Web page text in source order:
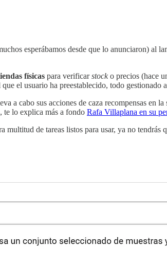
esperábamos desde que lo anunciaron) al
físicas para verificarstocko precios (hace
el usuario ha preestablecido, todo gestionado
a cabo sus acciones de caza recompensas en la
, te lo explica más a fondo Rafa Villaplana en su
de tareas listos para usar, ya no tendrás